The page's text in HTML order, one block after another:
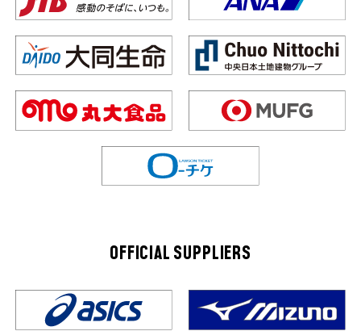
OFFICIAL SUPPLIERS